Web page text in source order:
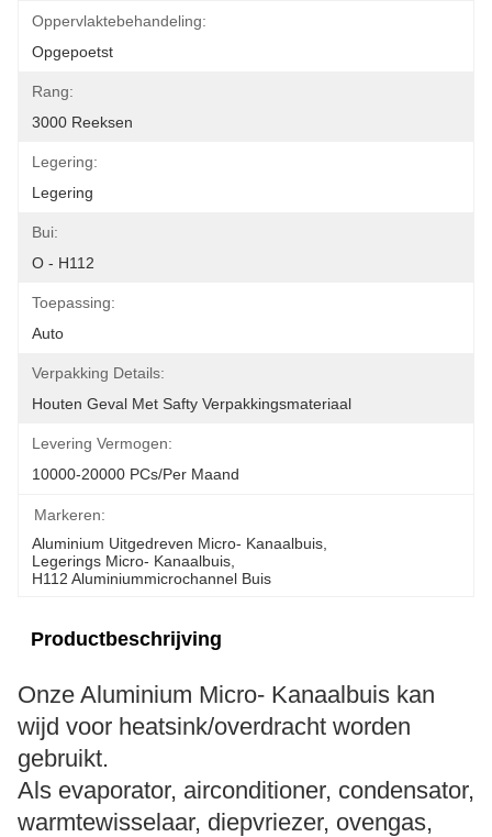
Oppervlaktebehandeling:
Opgepoetst
Rang:
3000 Reeksen
Legering:
Legering
Bui:
O - H112
Toepassing:
Auto
Verpakking Details:
Houten Geval Met Safty Verpakkingsmateriaal
Levering Vermogen:
10000-20000 PCs/per Maand
Markeren:
Aluminium Uitgedreven Micro- Kanaalbuis
Legerings Micro- Kanaalbuis
H112 Aluminiummicrochannel Buis
Productbeschrijving
Onze Aluminium Micro- Kanaalbuis kan
wijd voor heatsink/overdracht worden
gebruikt.
Als evaporator, airconditioner, condensator,
warmtewisselaar, diepvriezer, ovengas,